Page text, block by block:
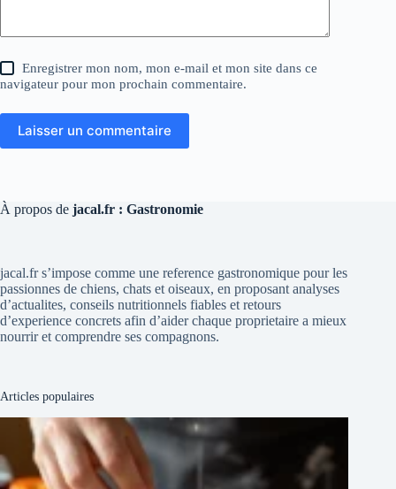
Enregistrer mon nom, mon e-mail et mon site dans ce
navigateur pour mon prochain commentaire.
Laisser un commentaire
À propos de jacal.fr : Gastronomie
jacal.fr s’impose comme une reference gastronomique pour les
passionnes de chiens, chats et oiseaux, en proposant analyses
d’actualites, conseils nutritionnels fiables et retours
d’experience concrets afin d’aider chaque proprietaire a mieux
nourrir et comprendre ses compagnons.
Articles populaires